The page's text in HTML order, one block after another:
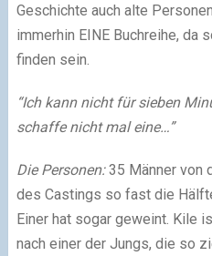
Geschichte auch alte
immerhin EINE Buchreihe, da
finden sein.
“Ich kann nicht für sieben
schaffe nicht mal eine…”
Die Personen:35 Männer von
des Castings so fast die
Einer hat sogar geweint. Kile
nach einer der Jungs, die so